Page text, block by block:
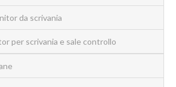
da scrivania
per scrivania e sale controllo